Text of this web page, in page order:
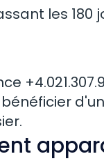
les 180
d'un